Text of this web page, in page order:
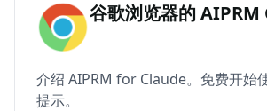
谷歌浏览器的
介绍 AIPRM for Claude。免费开始
提示。